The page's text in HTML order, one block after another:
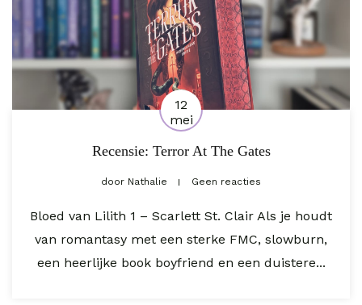
12
mei
Recensie: Terror At The Gates
door Nathalie Geen reacties
Bloed van Lilith 1 – Scarlett St. Clair Als je houdt
van romantasy met een sterke FMC, slowburn,
een heerlijke book boyfriend en een duistere...